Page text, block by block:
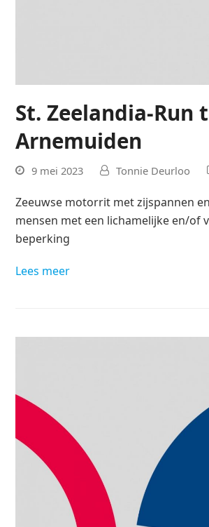
St. Zeelandia-Run
Arnemuiden
9 mei 2023 Tonnie Deurloo
Zeeuwse motorrit met zijspannen
mensen met een lichamelijke en/of
beperking
Lees meer